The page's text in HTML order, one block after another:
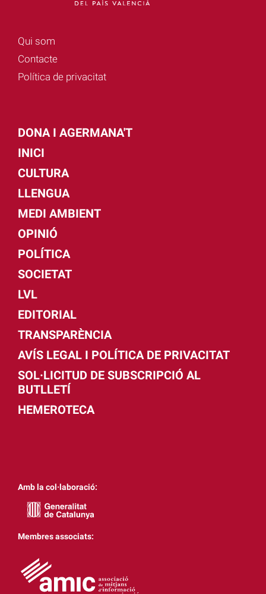
Qui som
Contacte
Política de privacitat
DONA I AGERMANA'T
INICI
CULTURA
LLENGUA
MEDI AMBIENT
OPINIÓ
POLÍTICA
SOCIETAT
LVL
EDITORIAL
TRANSPARÈNCIA
AVÍS LEGAL I POLÍTICA DE PRIVACITAT
SOL·LICITUD DE SUBSCRIPCIÓ AL
BUTLLETÍ
HEMEROTECA
Amb la col·laboració:
Membres associats: